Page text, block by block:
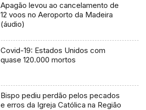
Apagão levou ao cancelamento de
12 voos no Aeroporto da Madeira
(áudio)
Covid-19: Estados Unidos com
quase 120.000 mortos
Bispo pediu perdão pelos pecados
e erros da Igreja Católica na Região